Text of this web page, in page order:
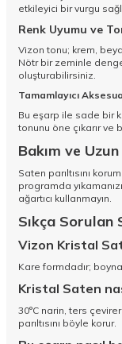
etkileyici bir vurgu
Renk Uyumu ve
Vizon tonu; krem,
Nötr bir zeminle
oluşturabilirsiniz.
Tamamlayıcı
Bu eşarp ile sade bir
tonunu öne çıkarır ve
Bakım ve
Saten parıltısını
programda
ağartıcı kullanmayın.
Sıkça Sorulan
Vizon Kristal
Kare formdadır;
Kristal Saten
30°C narin, ters
parıltısını böyle korur.